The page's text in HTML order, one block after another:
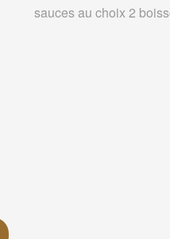
sauces au choix 2